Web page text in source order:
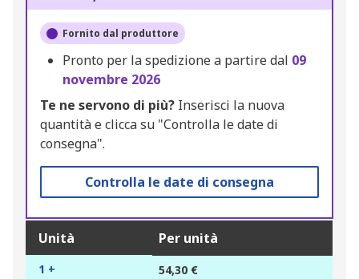
Fornito dal produttore
Pronto per la spedizione a partire dal 09
novembre 2026
Te ne servono di più? Inserisci la nuova
quantità e clicca su "Controlla le date di
consegna".
Controlla le date di consegna
Unità Per unità
1 + 54,30 €